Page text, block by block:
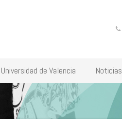
Universidad de Valencia Noticias